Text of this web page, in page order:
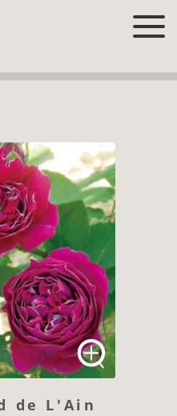
de L'Ain